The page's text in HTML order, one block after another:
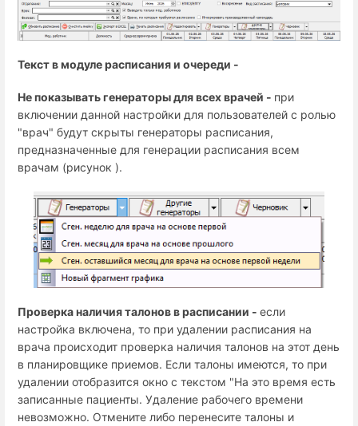
Текст в модуле расписания и очереди -
Не показывать генераторы для всех врачей - при
включении данной настройки для пользователей с ролью
"врач" будут скрыты генераторы расписания,
предназначенные для генерации расписания всем
врачам (рисунок ).
Проверка наличия талонов в расписании - если
настройка включена, то при удалении расписания на
врача происходит проверка наличия талонов на этот день
в планировщике приемов. Если талоны имеются, то при
удалении отобразится окно с текстом "На это время есть
записанные пациенты. Удаление рабочего времени
невозможно. Отмените либо перенесите талоны и